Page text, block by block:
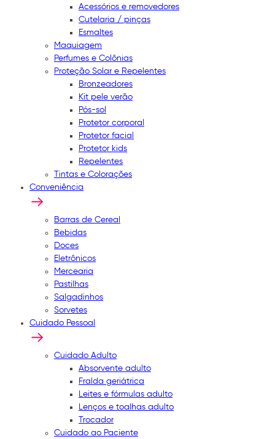
Acessórios e removedores
Cutelaria / pinças
Esmaltes
Maquiagem
Perfumes e Colônias
Proteção Solar e Repelentes
Bronzeadores
Kit pele verão
Pós-sol
Protetor corporal
Protetor facial
Protetor kids
Repelentes
Tintas e Colorações
Conveniência
Barras de Cereal
Bebidas
Doces
Eletrônicos
Mercearia
Pastilhas
Salgadinhos
Sorvetes
Cuidado Pessoal
Cuidado Adulto
Absorvente adulto
Fralda geriátrica
Leites e fórmulas adulto
Lenços e toalhas adulto
Trocador
Cuidado ao Paciente